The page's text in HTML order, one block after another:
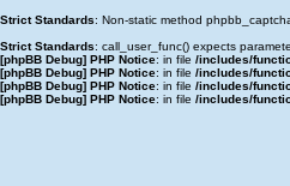
Strict Standards: Non-static method
Strict Standards: call_user_func() expects
[phpBB Debug] PHP Notice: in file /includes/
[phpBB Debug] PHP Notice: in file /includes/
[phpBB Debug] PHP Notice: in file /includes/
[phpBB Debug] PHP Notice: in file /includes/